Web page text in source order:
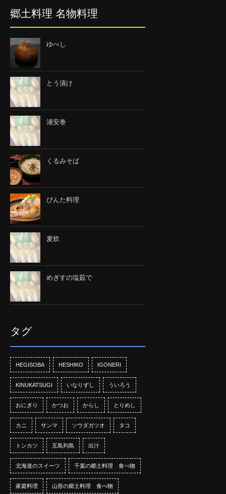
郷土料理 名物料理
ゆべし
とう漬け
浦安巻
くるみそば
びんた料理
麦炊
めぎすの塩茹で
タグ
HEGISOBA HESHIKO IGONERI
KINUKATSUGI いなりずし ういろう
おにぎり かつお からし とりめし
カニ サンマ ソウダガツオ タコ
トンカツ 五島列島 出汁
北海道のスイーツ 千葉の郷土料理 食べ物
家庭料理 山形の郷土料理 食べ物